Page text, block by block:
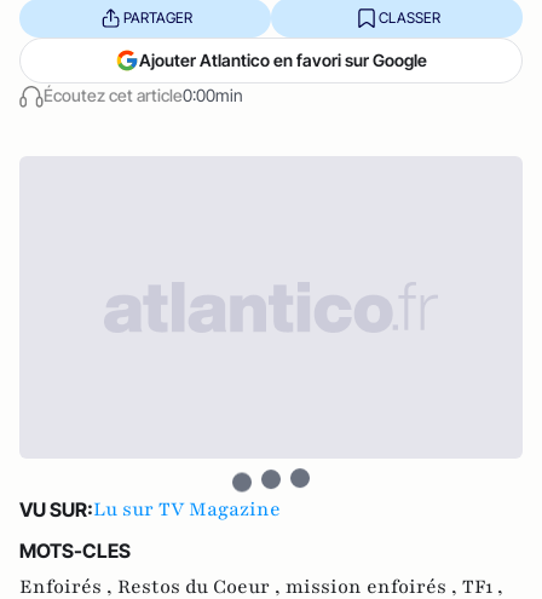
Écoutez cet article0:00min
PARTAGER CLASSER
Ajouter Atlantico en favori sur Google
VU SUR:Lu sur TV Magazine
MOTS-CLES
Enfoirés , Restos du Coeur , mission enfoirés , TF1 ,